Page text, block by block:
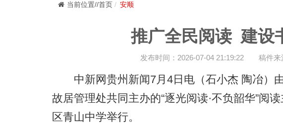
当前位置//首页 安顺
推广全民阅读 建设
发布时间：2026-07-04 21:19:22 稿件来
中新网贵州新闻7月4日电（石小杰 陶冶）
故居管理处共同主办的“逐光阅读·不负韶华”阅
区青山中学举行。